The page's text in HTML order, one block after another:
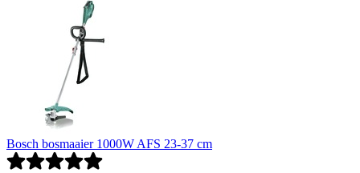
Bosch bosmaaier 1000W AFS 23-37 cm